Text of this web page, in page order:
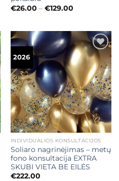
€26.00 – €129.00Price
€129.00
2026 Mėgstamiausias
INDIVIDUALIOS KONSULTACIJOS
Soliaro nagrinėjimas – metų
fono konsultacija EXTRA
SKUBI VIETA BE EILĖS
€222.00